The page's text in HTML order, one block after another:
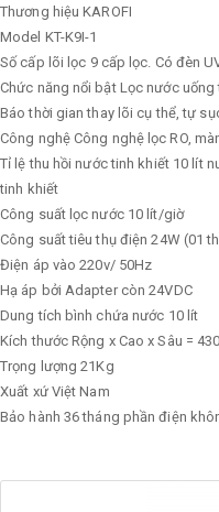
Thương hiệu KAROFI
Model KT-K9I-1
Số cấp lõi lọc 9 cấp lọc. Có đèn
Chức năng nổi bật Lọc nước uống
Báo thời gian thay lõi cụ thể, tự
Công nghệ Công nghệ lọc RO,
Tỉ lệ thu hồi nước tinh khiết 10 lít
tinh khiết
Công suất lọc nước 10 lít/giờ
Công suất tiêu thụ điện 24W (01
Điện áp vào 220v/ 50Hz
Hạ áp bởi Adapter còn 24VDC
Dung tích bình chứa nước 10 lít
Kích thước Rộng x Cao x Sâu =
Trọng lượng 21Kg
Xuất xứ Việt Nam
Bảo hành 36 tháng phần điện